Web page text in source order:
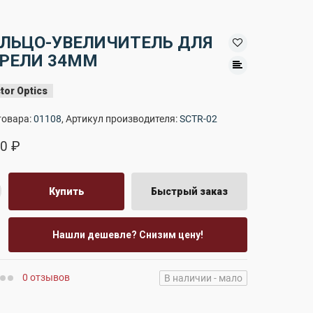
УВЕЛИЧИТЕЛЬ ДЛЯ
34ММ
Optics
01108, Артикул производителя:SCTR-02
₽
Купить Быстрый заказ
Нашли дешевле? Снизим цену!
0 отзывов В наличии - мало